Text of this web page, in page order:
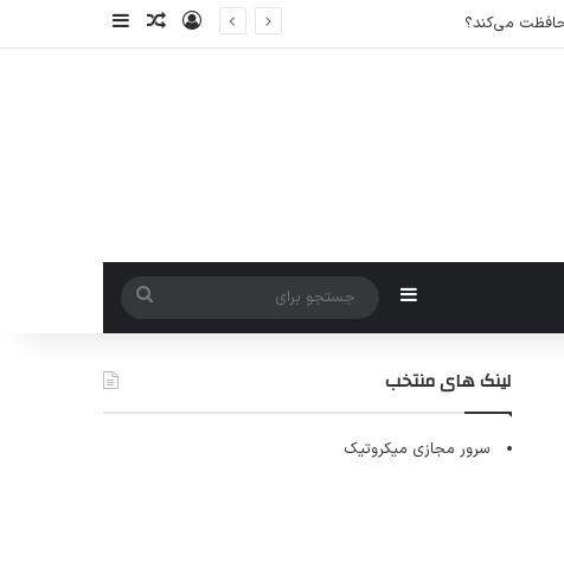
ورودنوشته تصادفی
سایدبار
سایدبار
جستجو
برای
لینک های منتخب
سرور مجازی میکروتیک